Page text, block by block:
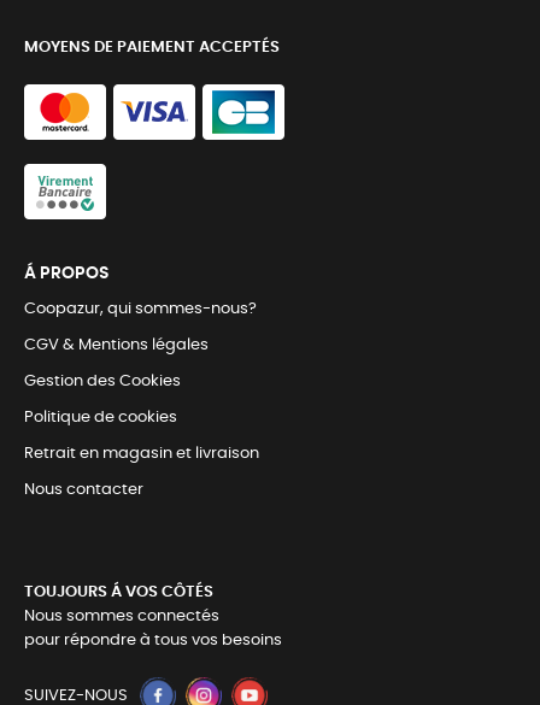
MOYENS DE PAIEMENT ACCEPTÉS
Á PROPOS
Coopazur, qui sommes-nous?
CGV & Mentions légales
Gestion des Cookies
Politique de cookies
Retrait en magasin et livraison
Nous contacter
TOUJOURS Á VOS CÔTÉS
Nous sommes connectés
pour répondre à tous vos besoins
SUIVEZ-NOUS